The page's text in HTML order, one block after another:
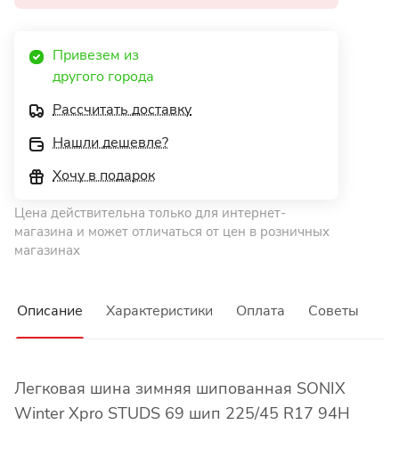
Привезем из
другого города
Рассчитать доставку
Нашли дешевле?
Хочу в подарок
Цена действительна только для интернет-
магазина и может отличаться от цен в розничных
магазинах
Описание Характеристики Оплата Советы
Легковая шина зимняя шипованная SONIX
Winter Xpro STUDS 69 шип 225/45 R17 94H